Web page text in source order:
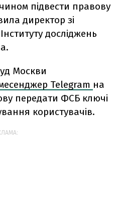
підвести правову
директор зі
досліджень
Москви
Telegram на
передати ФСБ ключі
користувачів.